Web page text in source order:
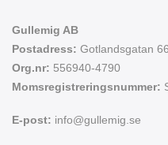
Gullemig AB
Postadress: Gotlandsgatan
Org.nr: 556940-4790
Momsregistreringsnummer:
E-post: info@gullemig.se